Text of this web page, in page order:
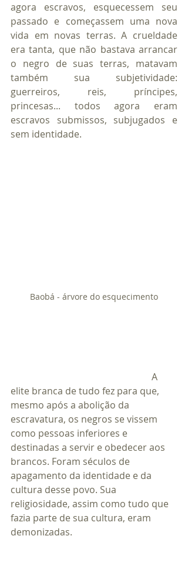
agora escravos, esquecessem seu
passado e começassem uma nova
vida em novas terras. A crueldade
era tanta, que não bastava arrancar
o negro de suas terras, matavam
também sua subjetividade:
guerreiros, reis, príncipes,
princesas... todos agora eram
escravos submissos, subjugados e
sem identidade.
Baobá - árvore do esquecimento
elite branca de tudo fez para que,
mesmo após a abolição da
escravatura, os negros se vissem
como pessoas inferiores e
destinadas a servir e obedecer aos
brancos. Foram séculos de
apagamento da identidade e da
cultura desse povo. Sua
religiosidade, assim como tudo que
fazia parte de sua cultura, eram
demonizadas.